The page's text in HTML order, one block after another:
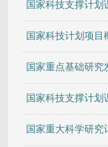
国家科技支撑计
国家科技计划项
国家重点基础研
国家科技支撑计
国家重大科学研